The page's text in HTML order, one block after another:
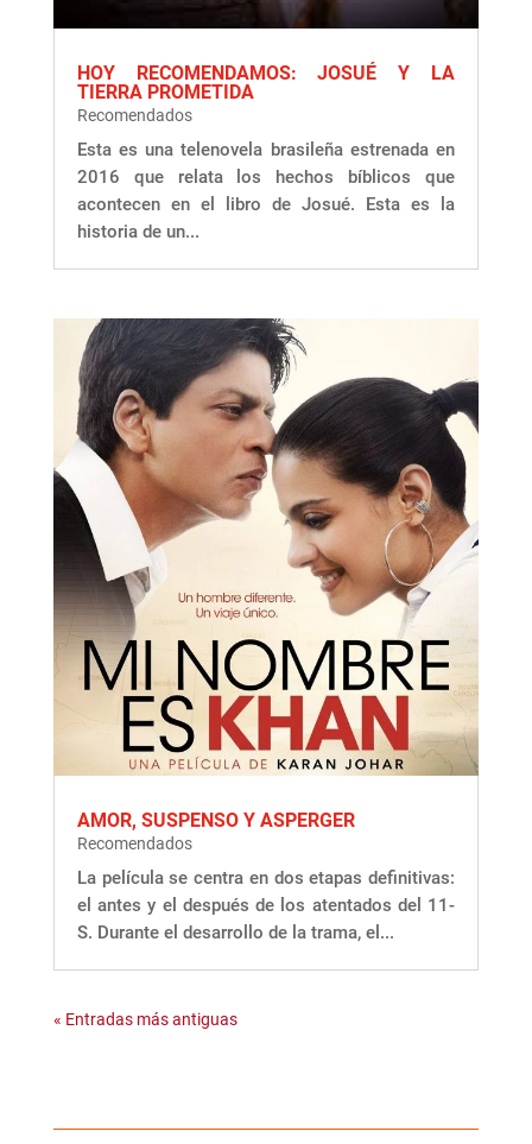
HOY RECOMENDAMOS: JOSUÉ Y LA
TIERRA PROMETIDA
Recomendados
Esta es una telenovela brasileña estrenada en
2016 que relata los hechos bíblicos que
acontecen en el libro de Josué. Esta es la
historia de un...
AMOR, SUSPENSO Y ASPERGER
Recomendados
La película se centra en dos etapas definitivas:
el antes y el después de los atentados del 11-
S. Durante el desarrollo de la trama, el...
« Entradas más antiguas